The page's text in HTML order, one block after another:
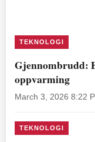
TEKNOLOGI
Gjennombrudd:
oppvarming
March 3, 2026 8:22
TEKNOLOGI